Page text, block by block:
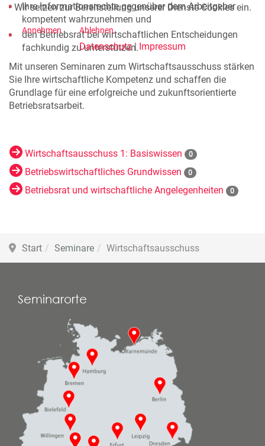
Ihre Informationsrechte gegenüber dem Arbeitgeber
kompetent wahrzunehmen und
den Betriebsrat bei wirtschaftlichen Entscheidungen
fachkundig zu unterstützen.
Mit unseren Seminaren zum Wirtschaftsausschuss stärken
Sie Ihre wirtschaftliche Kompetenz und schaffen die
Grundlage für eine erfolgreiche und zukunftsorientierte
Betriebsratsarbeit.
Wirtschaftsausschuss 1: Basiswissen 0
Betriebswirtschaftliches Grundwissen 0
Betriebsrat und wirtschaftliche Angelegenheiten 0
Start Seminare Wirtschaftsausschuss
Seminarorte
Wir setzen zur Bereitstellung unserer Dienste Cookies ein.
Annehmen Ablehnen
Datenschutz| Impressum